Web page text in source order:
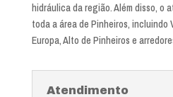
hidráulica da região. Além disso, o
toda a área de Pinheiros, incluindo
Europa, Alto de Pinheiros e
Atendimento